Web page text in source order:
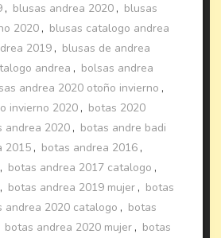
, blusas andrea 2020 , blusas
2020 , blusas catalogo andrea
2019 , blusas de andrea
andrea , bolsas andrea
andrea 2020 otoño invierno ,
invierno 2020 , botas 2020
andrea 2020 , botas andre badi
2015 , botas andrea 2016 ,
, botas andrea 2017 catalogo ,
, botas andrea 2019 mujer , botas
andrea 2020 catalogo , botas
botas andrea 2020 mujer , botas